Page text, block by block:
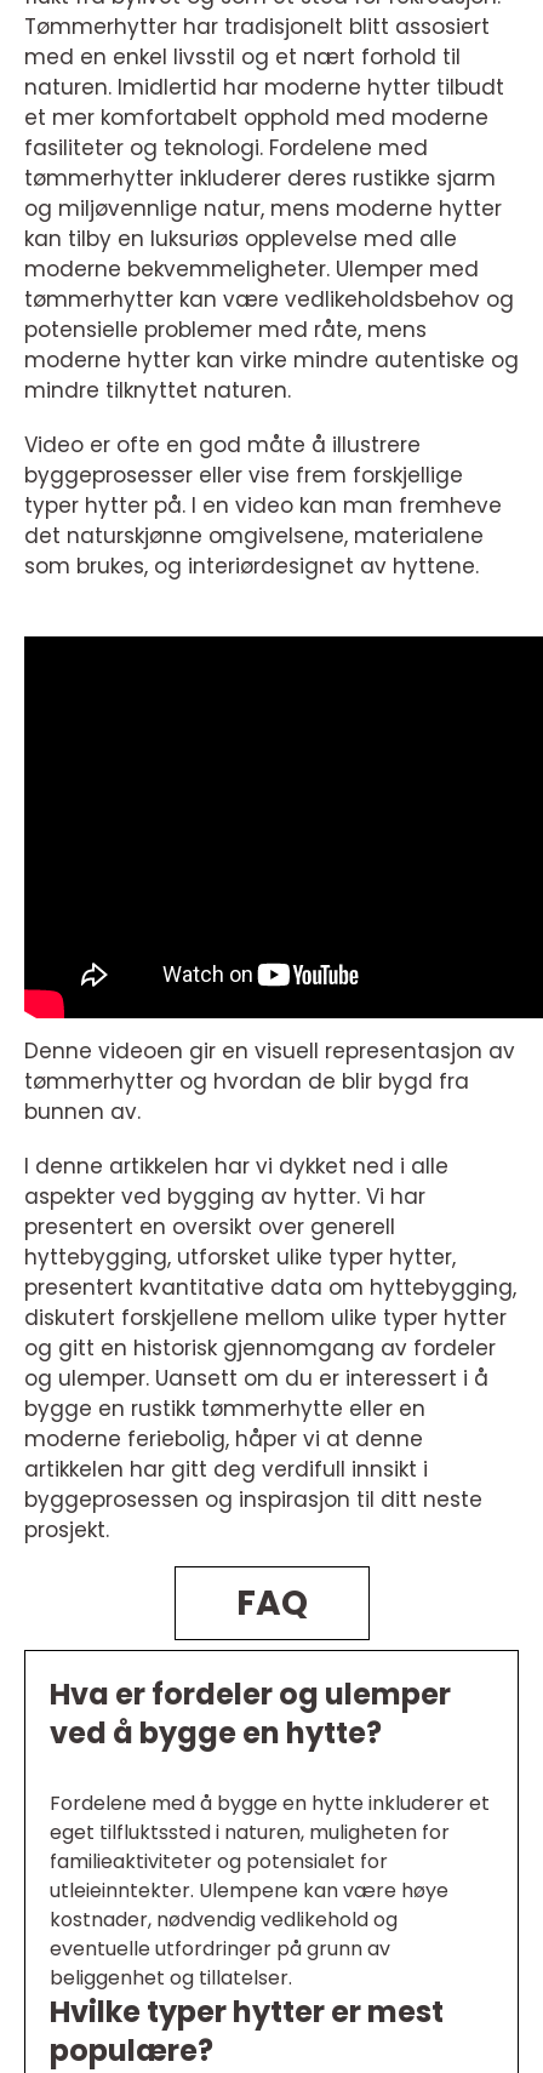
Tømmerhytter har tradisjonelt blitt assosiert
med en enkel livsstil og et nært forhold til
naturen. Imidlertid har moderne hytter tilbudt
et mer komfortabelt opphold med moderne
fasiliteter og teknologi. Fordelene med
tømmerhytter inkluderer deres rustikke sjarm
og miljøvennlige natur, mens moderne hytter
kan tilby en luksuriøs opplevelse med alle
moderne bekvemmeligheter. Ulemper med
tømmerhytter kan være vedlikeholdsbehov og
potensielle problemer med råte, mens
moderne hytter kan virke mindre autentiske og
mindre tilknyttet naturen.
Video er ofte en god måte å illustrere
byggeprosesser eller vise frem forskjellige
typer hytter på. I en video kan man fremheve
det naturskjønne omgivelsene, materialene
som brukes, og interiørdesignet av hyttene.
Denne videoen gir en visuell representasjon av
tømmerhytter og hvordan de blir bygd fra
bunnen av.
I denne artikkelen har vi dykket ned i alle
aspekter ved bygging av hytter. Vi har
presentert en oversikt over generell
hyttebygging, utforsket ulike typer hytter,
presentert kvantitative data om hyttebygging,
diskutert forskjellene mellom ulike typer hytter
og gitt en historisk gjennomgang av fordeler
og ulemper. Uansett om du er interessert i å
bygge en rustikk tømmerhytte eller en
moderne feriebolig, håper vi at denne
artikkelen har gitt deg verdifull innsikt i
byggeprosessen og inspirasjon til ditt neste
prosjekt.
FAQ
Hva er fordeler og ulemper
ved å bygge en hytte?
Fordelene med å bygge en hytte inkluderer et
eget tilfluktssted i naturen, muligheten for
familieaktiviteter og potensialet for
utleieinntekter. Ulempene kan være høye
kostnader, nødvendig vedlikehold og
eventuelle utfordringer på grunn av
beliggenhet og tillatelser.
Hvilke typer hytter er mest
populære?